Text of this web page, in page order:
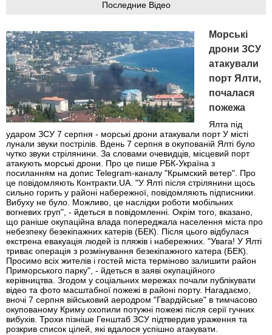
Последние Відео
Морські
дрони ЗСУ
атакували
порт Ялти,
почалася
пожежа
Ялта під
ударом ЗСУ 7 серпня - морські дрони атакували порт У місті
лунали звуки пострілів. Вдень 7 серпня в окупованій Ялті було
чутко звуки стрілянини. За словами очевидців, місцевий порт
атакують морські дрони. Про це пише РБК-Україна з
посиланням на допис Telegram-каналу "Крымский ветер". Про
це повідомляють Контракти.UA. "У Ялті після стрілянини щось
сильно горить у районі набережної, повідомляють підписники.
Вибуху не було. Можливо, це наслідки роботи мобільних
вогневих груп", - йдеться в повідомленні. Окрім того, вказано,
що раніше окупаційна влада попереджала населення міста про
небезпеку безекіпажних катерів (БЕК). Після цього відбулася
екстрена евакуація людей із пляжів і набережних. "Увага! У Ялті
триває операція з розмінування безекіпажного катера (БЕК).
Просимо всіх жителів і гостей міста терміново залишити район
Приморського парку", - йдеться в заяві окупаційного
керівництва. Згодом у соціальних мережах почали публікувати
відео та фото масштабної пожежі в районі порту. Нагадаємо,
вночі 7 серпня військовий аеродром "Гвардійське" в тимчасово
окупованому Криму охопили потужні пожежі після серії гучних
вибухів. Трохи пізніше Генштаб ЗСУ підтвердив ураження та
розкрив список цілей, які вдалося успішно атакувати.